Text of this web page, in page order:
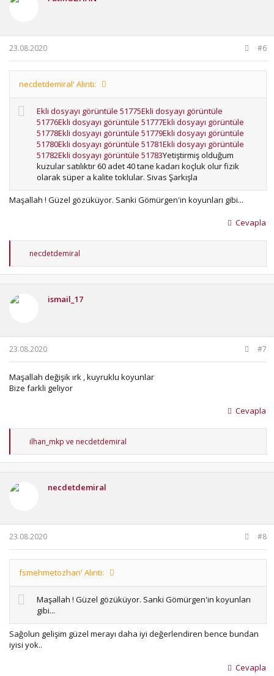
23.08.2020 #6
necdetdemiral' Alıntı:
Ekli dosyayı görüntüle 51775Ekli dosyayı görüntüle
51776Ekli dosyayı görüntüle 51777Ekli dosyayı görüntüle
51778Ekli dosyayı görüntüle 51779Ekli dosyayı görüntüle
51780Ekli dosyayı görüntüle 51781Ekli dosyayı görüntüle
51782Ekli dosyayı görüntüle 51783Yetiştirmiş olduğum
kuzular satılıktır 60 adet 40 tane kadarı koçluk olur fizik
olarak süper a kalite toklular. Sivas Şarkışla
Maşallah ! Güzel gözüküyor. Sanki Gömürgen'in koyunları gibi...
Cevapla
T
p
necdetdemiral
ismail_17
23.08.2020 #7
Maşallah değişik ırk , kuyruklu koyunlar
Bize farkli geliyor
Cevapla
T
p
ilhan_mkp ve necdetdemiral
necdetdemiral
23.08.2020 #8
fsmehmetozhan' Alıntı:
Maşallah ! Güzel gözüküyor. Sanki Gömürgen'in koyunları
gibi...
Sağolun gelişim güzel merayı daha iyi değerlendiren bence bundan
iyisi yok..
Cevapla